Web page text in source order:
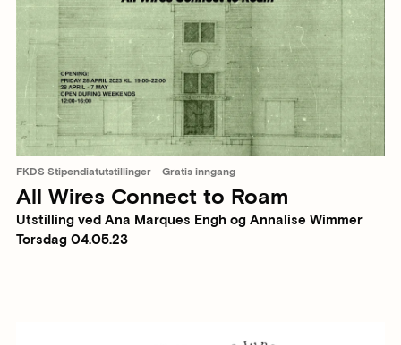
FKDS Stipendiatutstillinger Gratis inngang
All Wires Connect to Roam
Utstilling ved Ana Marques Engh og Annalise Wimmer
Torsdag 04.05.23